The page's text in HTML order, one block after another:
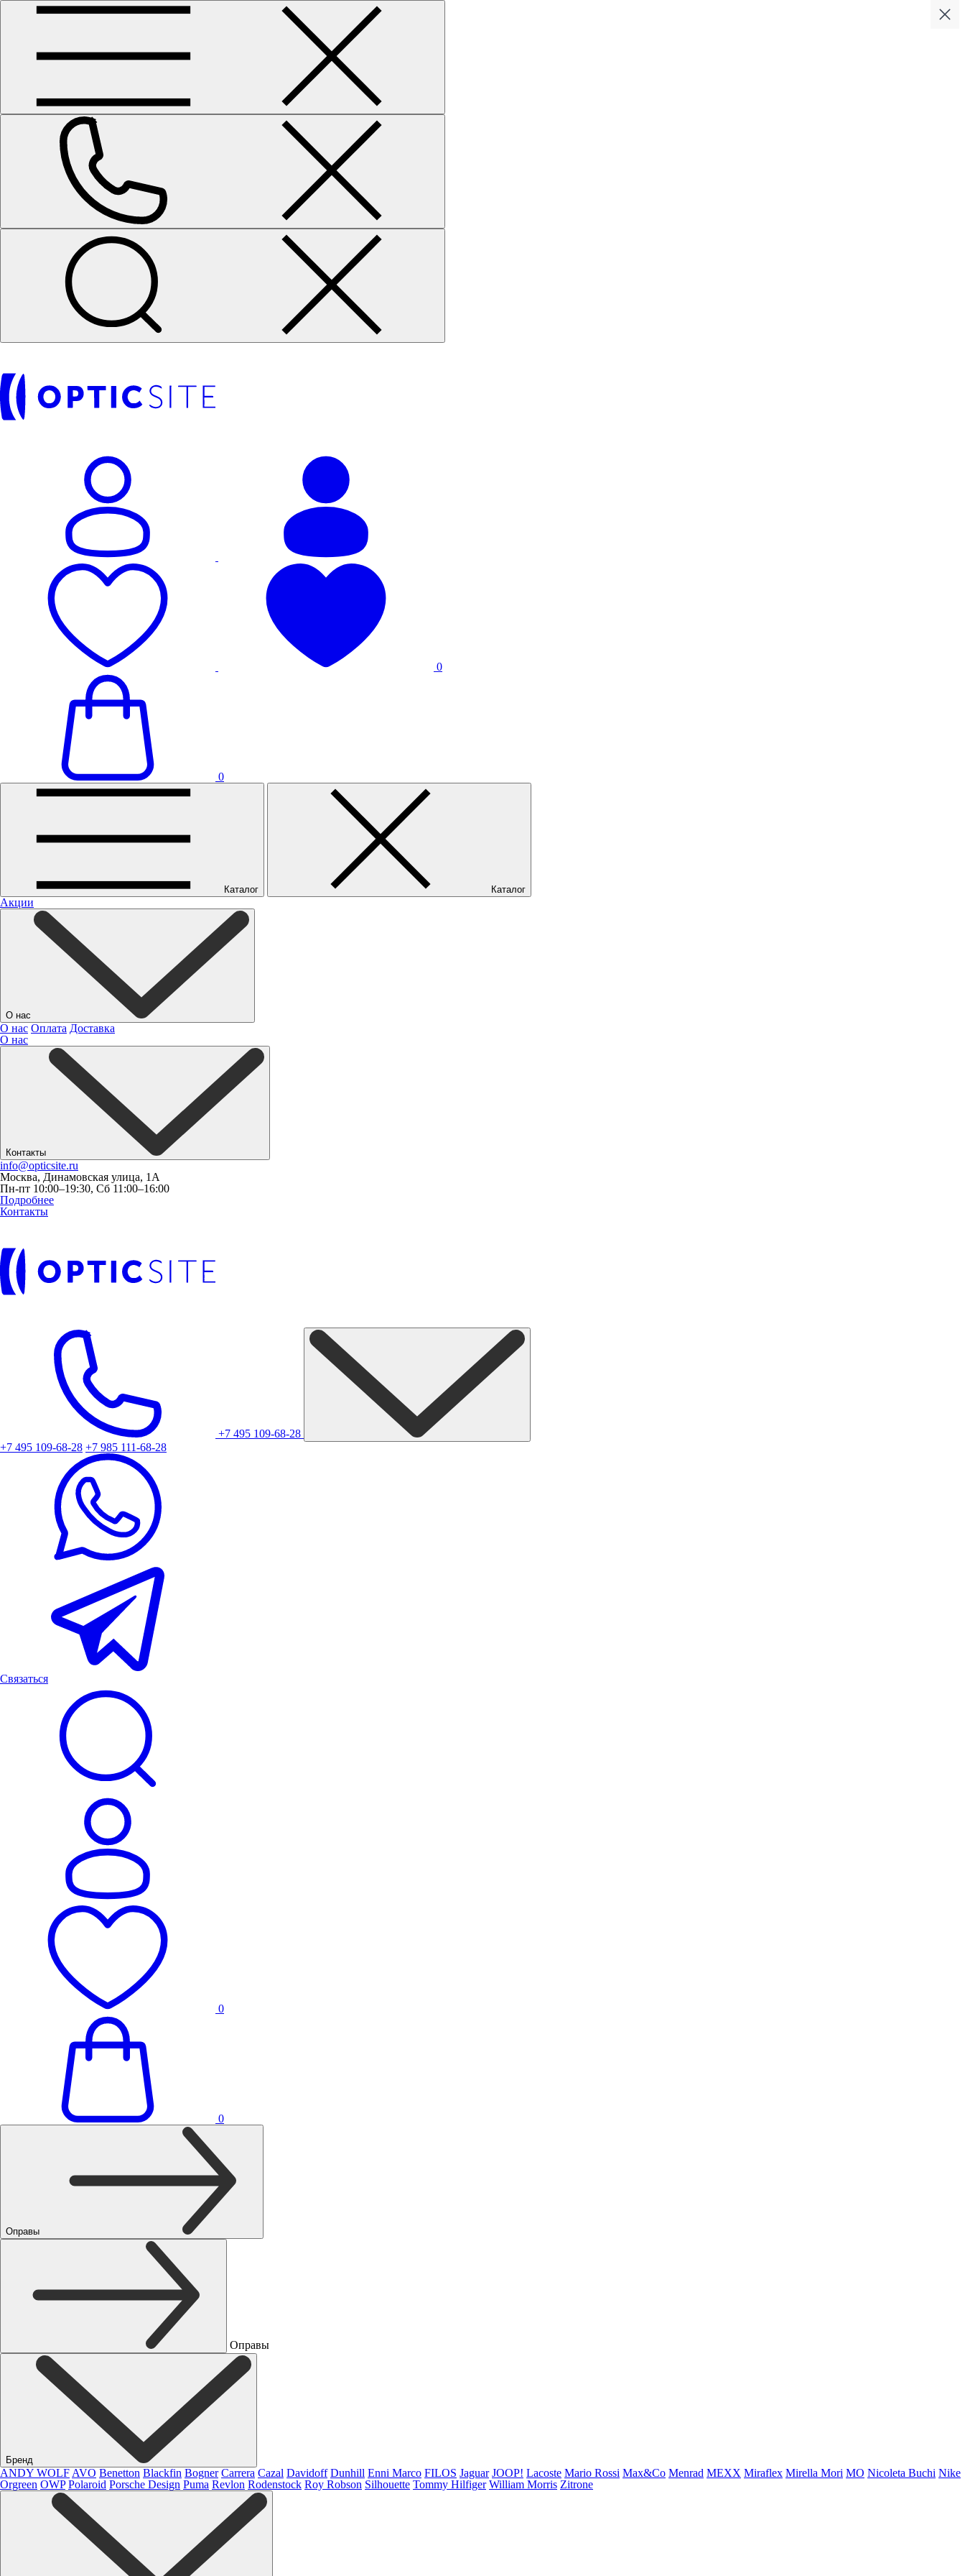
0
0
Каталог Каталог
Акции
О нас
О нас Оплата Доставка
О нас
Контакты
info@opticsite.ru
Москва, Динамовская улица, 1А
Пн-пт 10:00–19:30, Сб 11:00–16:00
Подробнее
Контакты
+7 495 109-68-28
+7 495 109-68-28 +7 985 111-68-28
Связаться
0
0
Оправы
Оправы
Бренд
ANDY WOLF AVO Benetton Blackfin Bogner Carrera Cazal Davidoff Dunhill Enni Marco FILOS Jaguar JOOP! Lacoste Mario Rossi Max&Co Menrad MEXX Miraflex Mirella Mori MO Nicoleta Buchi Nike
Orgreen OWP Polaroid Porsche Design Puma Revlon Rodenstock Roy Robson Silhouette Tommy Hilfiger William Morris Zitrone